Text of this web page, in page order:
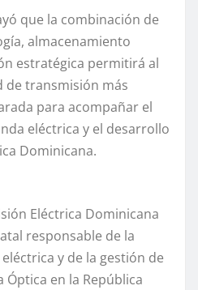
que la combinación de
almacenamiento
estratégica permitirá al
de transmisión más
para acompañar el
eléctrica y el desarrollo
Dominicana.
Eléctrica Dominicana
responsable de la
y de la gestión de
Óptica en la República